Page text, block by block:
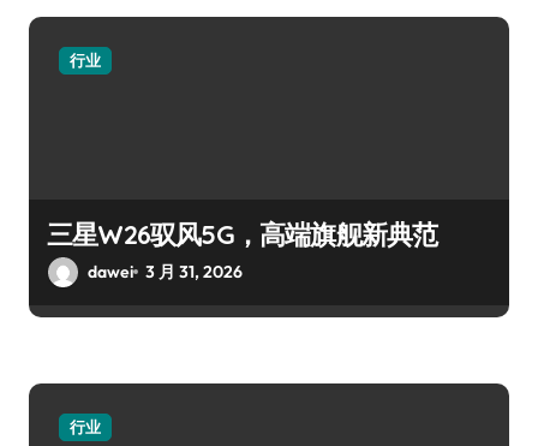
行业
三星W26驭风5G，高端旗舰新典范
dawei 3 月 31, 2026
行业